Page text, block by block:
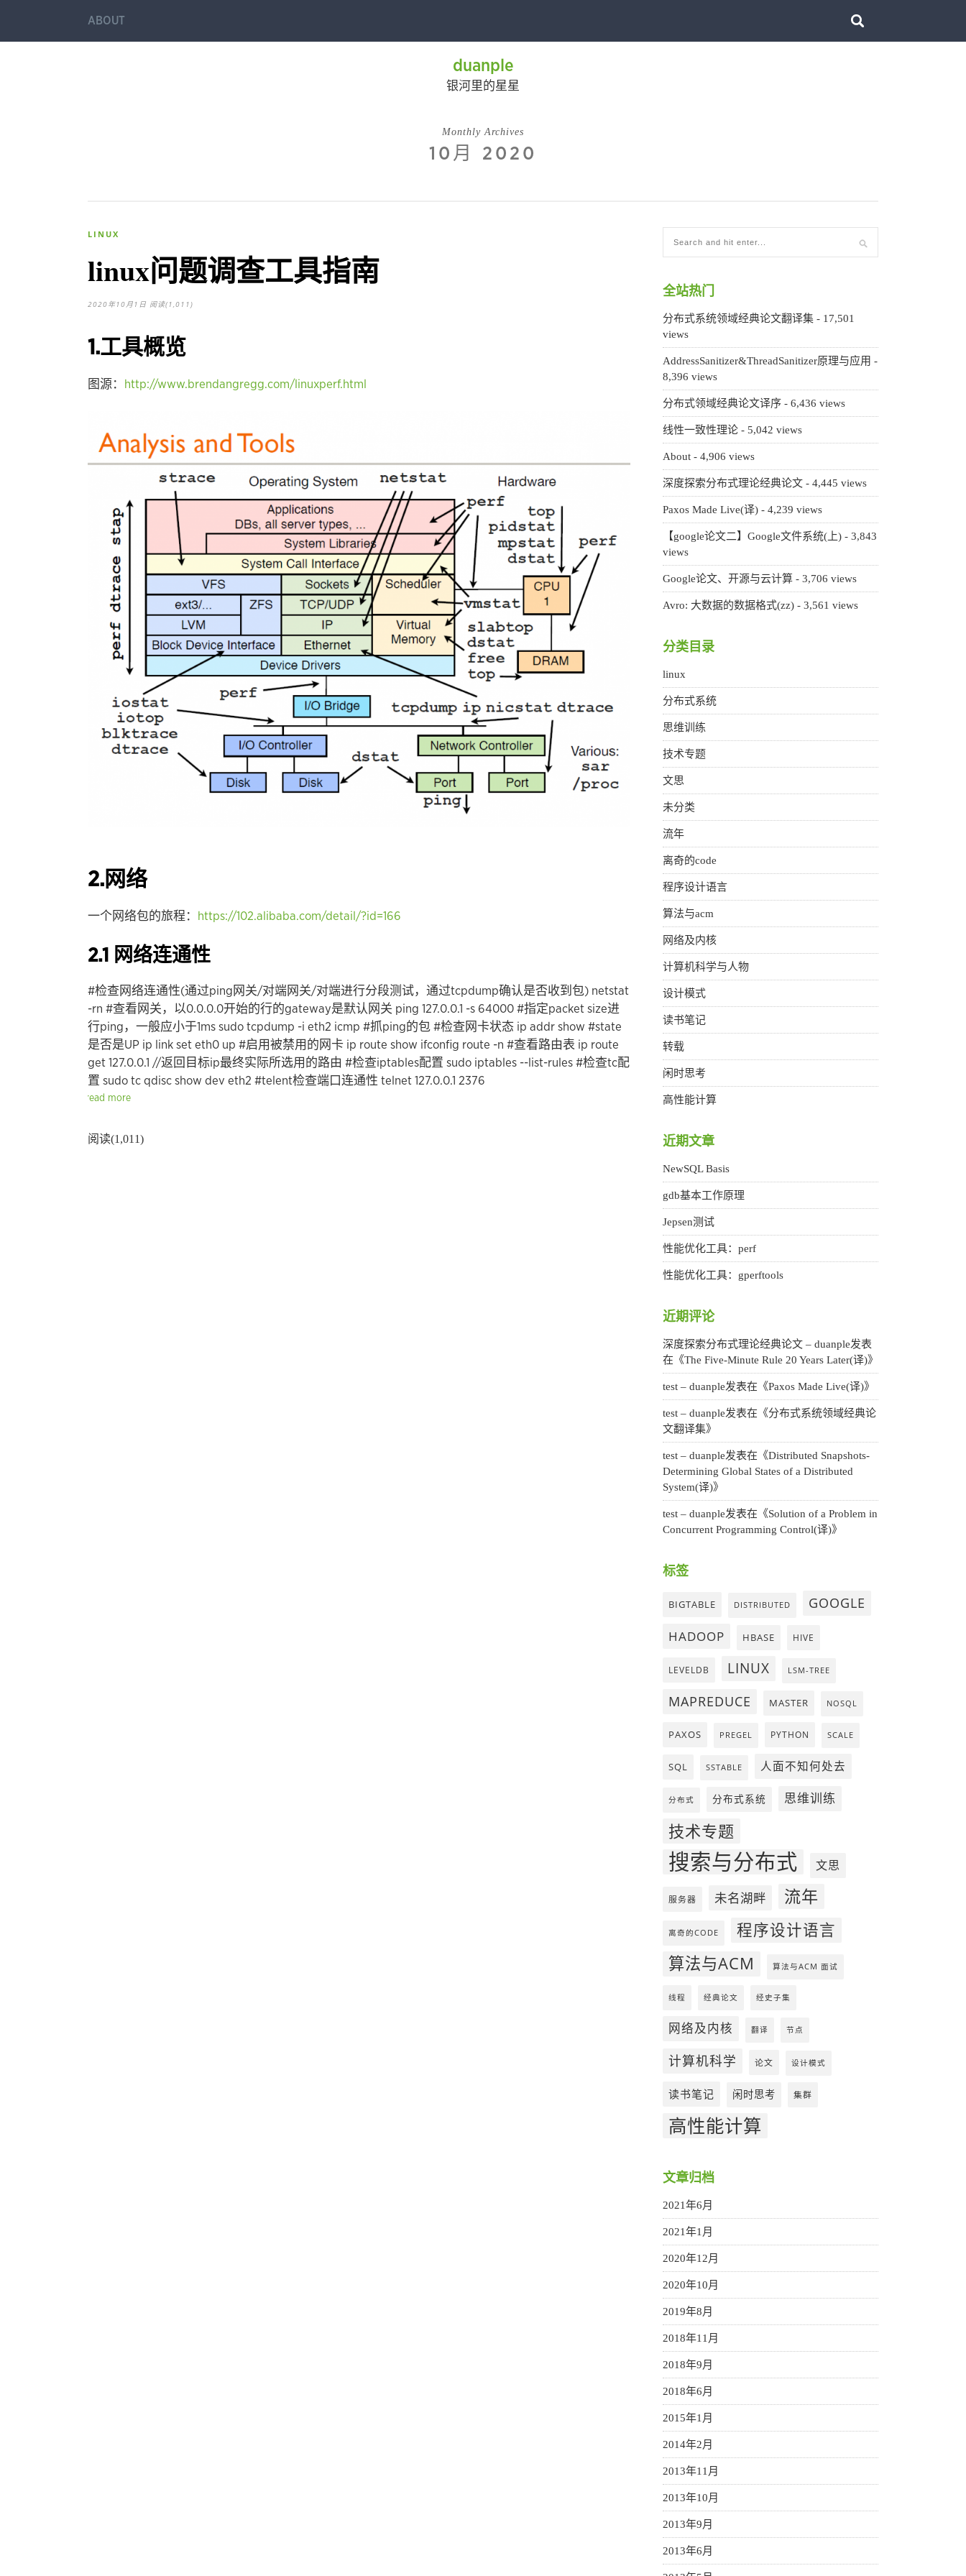
ABOUT
duanple
银河里的星星
Monthly Archives
10月 2020
LINUX
linux问题调查工具指南
2020年10月1日 阅读(1,011)
1.工具概览
图源： http://www.brendangregg.com/linuxperf.html
2.网络
一个网络包的旅程： https://102.alibaba.com/detail/?id=166
2.1 网络连通性
#检查网络连通性(通过ping网关/对端网关/对端进行分段测试，通过tcpdump确认是否收到包) netstat
-rn #查看网关，以0.0.0.0开始的行的gateway是默认网关 ping 127.0.0.1 -s 64000 #指定packet size进
行ping，一般应小于1ms sudo tcpdump -i eth2 icmp #抓ping的包 #检查网卡状态 ip addr show #state
是否是UP ip link set eth0 up #启用被禁用的网卡 ip route show ifconfig route -n #查看路由表 ip route
get 127.0.0.1 //返回目标ip最终实际所选用的路由 #检查iptables配置 sudo iptables --list-rules #检查tc配
置 sudo tc qdisc show dev eth2 #telent检查端口连通性 telnet 127.0.0.1 2376
read more
阅读(1,011)
全站热门
分布式系统领域经典论文翻译集 - 17,501
views
AddressSanitizer&ThreadSanitizer原理与应用 -
8,396 views
分布式领域经典论文译序 - 6,436 views
线性一致性理论 - 5,042 views
About - 4,906 views
深度探索分布式理论经典论文 - 4,445 views
Paxos Made Live(译) - 4,239 views
【google论文二】Google文件系统(上) - 3,843
views
Google论文、开源与云计算 - 3,706 views
Avro: 大数据的数据格式(zz) - 3,561 views
分类目录
linux
分布式系统
思维训练
技术专题
文思
未分类
流年
离奇的code
程序设计语言
算法与acm
网络及内核
计算机科学与人物
设计模式
读书笔记
转载
闲时思考
高性能计算
近期文章
NewSQL Basis
gdb基本工作原理
Jepsen测试
性能优化工具：perf
性能优化工具：gperftools
近期评论
深度探索分布式理论经典论文 – duanple发表
在《The Five-Minute Rule 20 Years Later(译)》
test – duanple发表在《Paxos Made Live(译)》
test – duanple发表在《分布式系统领域经典论
文翻译集》
test – duanple发表在《Distributed Snapshots-
Determining Global States of a Distributed
System(译)》
test – duanple发表在《Solution of a Problem in
Concurrent Programming Control(译)》
标签
BIGTABLE DISTRIBUTED GOOGLE
HADOOP HBASE HIVE
LEVELDB LINUX LSM-TREE
MAPREDUCE MASTER NOSQL
PAXOS PREGEL PYTHON SCALE
SQL SSTABLE 人面不知何处去
分布式 分布式系统 思维训练
技术专题
搜索与分布式 文思
服务器 未名湖畔 流年
离奇的CODE 程序设计语言
算法与ACM 算法与ACM 面试
线程 经典论文 经史子集
网络及内核 翻译 节点
计算机科学 论文 设计模式
读书笔记 闲时思考 集群
高性能计算
文章归档
2021年6月
2021年1月
2020年12月
2020年10月
2019年8月
2018年11月
2018年9月
2018年6月
2015年1月
2014年2月
2013年11月
2013年10月
2013年9月
2013年6月